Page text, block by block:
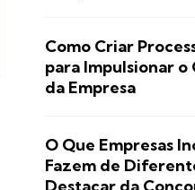
Como Criar
para Impulsionar
da Empresa
O Que Empresas
Fazem de
Destacar da